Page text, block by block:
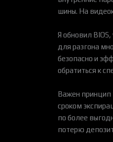
шины. На
Я обновил
для разгона
безопасно и
обратиться к
Важен принцип
сроком
по более
потерю